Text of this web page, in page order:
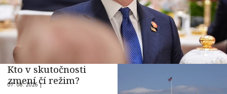
Kto v skutočnosti
zmení čí režim?
07. 08. 2026 |